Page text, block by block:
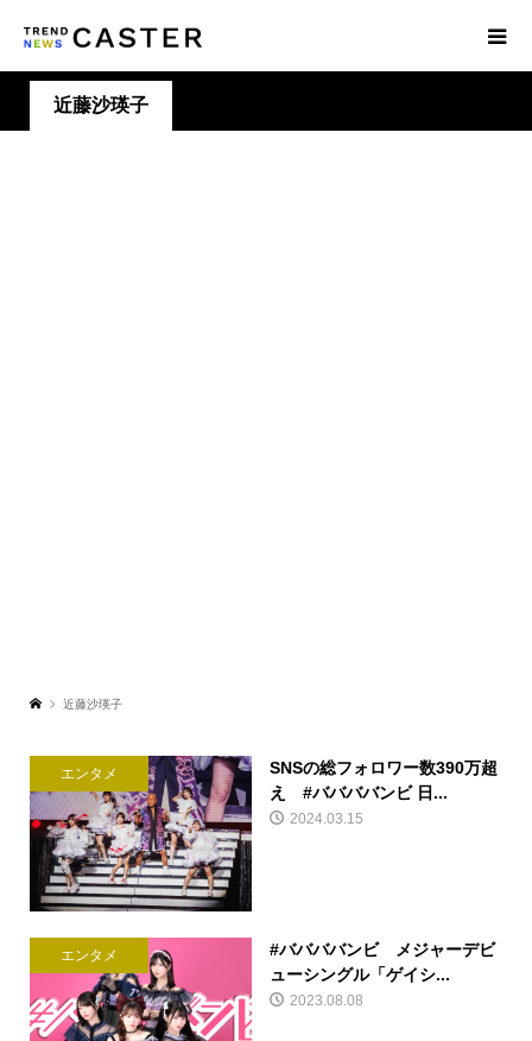
近藤沙瑛子
近藤沙瑛子
エンタメ
SNSの総フォロワー数390万超
え #ババババンビ 日...
2024.03.15
エンタメ
#ババババンビ メジャーデビ
ューシングル「ゲイシ...
2023.08.08